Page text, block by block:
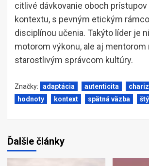
citlivé dávkovanie oboch
kontextu, s pevným etickým
disciplínou učenia. Takýto líder je
motorom výkonu, ale aj mentorom
starostlivým správcom kultúry.
Značky: adaptácia autenticita
hodnoty
kontext spätná väzba
Ďalšie články